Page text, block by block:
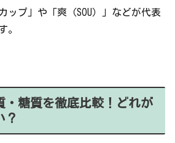
ップ」や「爽（SOU）」などが代表
。
・糖質を徹底比較！どれが
？